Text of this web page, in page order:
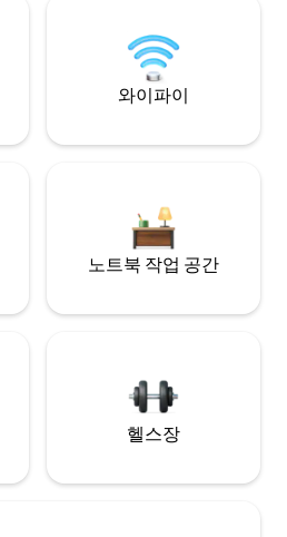
와이파이
노트북 작업 공간
헬스장